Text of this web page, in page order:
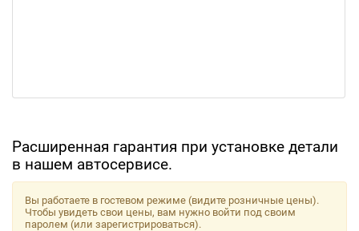
Расширенная гарантия при установке детали
в нашем автосервисе.
Вы работаете в гостевом режиме (видите розничные цены).
Чтобы увидеть свои цены, вам нужно войти под своим
паролем (или зарегистрироваться).